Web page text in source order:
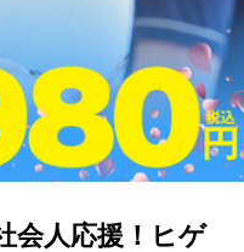
会人応援！ヒゲ